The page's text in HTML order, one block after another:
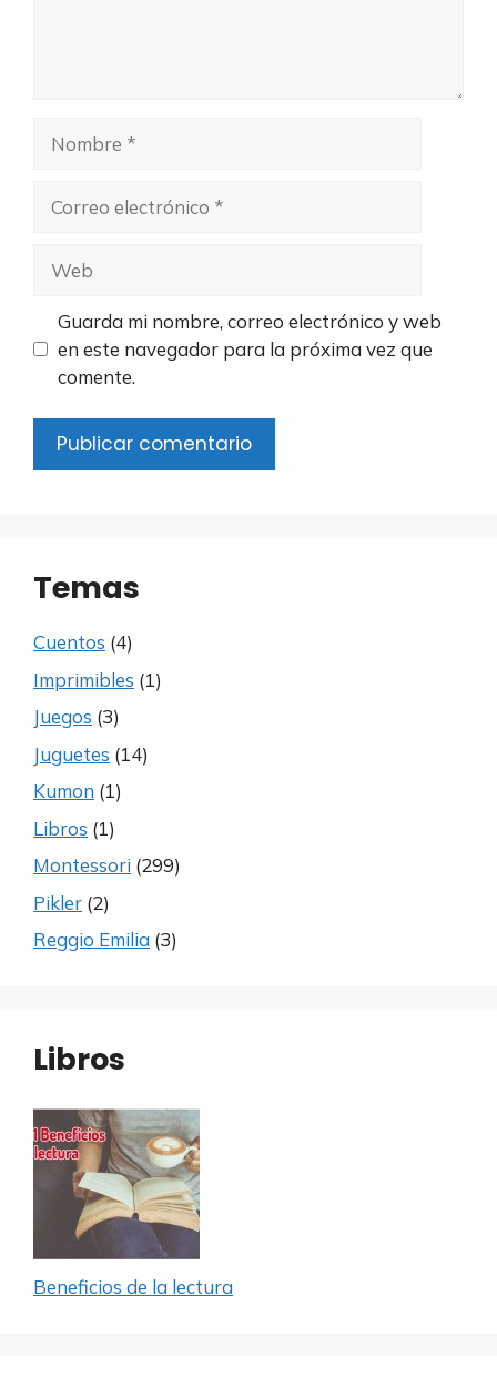
electrónico
Guarda mi nombre, correo electrónico y web
en este navegador para la próxima vez que
comente.
Temas
Cuentos (4)
Imprimibles (1)
Juegos (3)
Juguetes (14)
Kumon (1)
Libros (1)
Montessori (299)
Pikler (2)
Reggio Emilia (3)
Libros
Beneficios de la lectura